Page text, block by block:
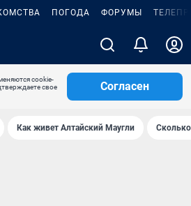
ПОГОДА ФОРУМЫ
cookie-
свое
Согласен
Как живет Алтайский Маугли